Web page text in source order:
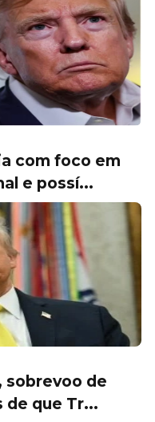
com foco em
e possí...
sobrevoo de
de que Tr...